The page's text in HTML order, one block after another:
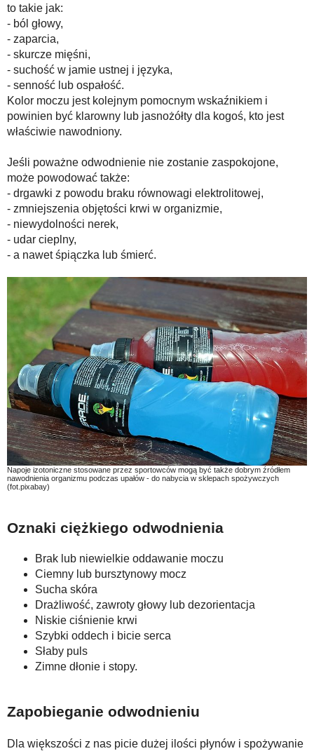
to takie jak:
- ból głowy,
- zaparcia,
- skurcze mięśni,
- suchość w jamie ustnej i języka,
- senność lub ospałość.
Kolor moczu jest kolejnym pomocnym wskaźnikiem i
powinien być klarowny lub jasnożółty dla kogoś, kto jest
właściwie nawodniony.
Jeśli poważne odwodnienie nie zostanie zaspokojone,
może powodować także:
- drgawki z powodu braku równowagi elektrolitowej,
- zmniejszenia objętości krwi w organizmie,
- niewydolności nerek,
- udar cieplny,
- a nawet śpiączka lub śmierć.
Napoje izotoniczne stosowane przez sportowców mogą być także dobrym źródłem
nawodnienia organizmu podczas upałów - do nabycia w sklepach spożywczych
(fot.pixabay)
Oznaki ciężkiego odwodnienia
Brak lub niewielkie oddawanie moczu
Ciemny lub bursztynowy mocz
Sucha skóra
Drażliwość, zawroty głowy lub dezorientacja
Niskie ciśnienie krwi
Szybki oddech i bicie serca
Słaby puls
Zimne dłonie i stopy.
Zapobieganie odwodnieniu
Dla większości z nas picie dużej ilości płynów i spożywanie